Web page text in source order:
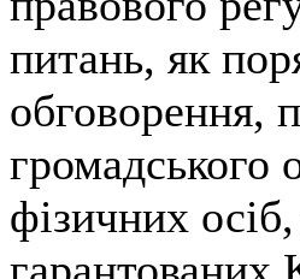
питань, як
обговорення,
громадського
фізичних